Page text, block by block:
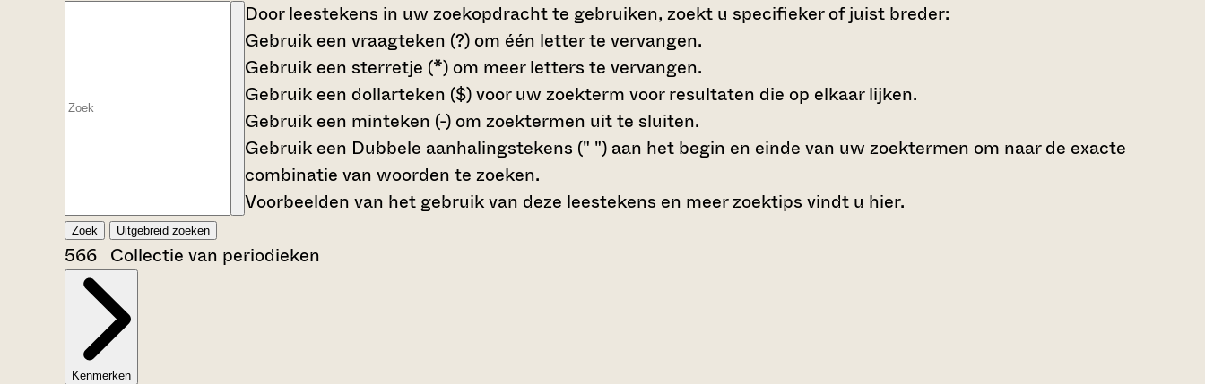
Door leestekens in uw zoekopdracht te gebruiken, zoekt u specifieker of juist breder:
Gebruik een vraagteken (?) om één letter te vervangen.
Gebruik een sterretje (*) om meer letters te vervangen.
Gebruik een dollarteken ($)voor uw zoekterm voor resultaten die op elkaar lijken.
Gebruik een minteken (-) om zoektermen uit te sluiten.
Gebruik een Dubbele aanhalingstekens (" ") aan het begin en einde van uw zoektermen om naar de exacte
combinatie van woorden te zoeken.
Voorbeelden van het gebruik van deze leestekens en meer zoektips vindt u hier.
Zoek Uitgebreid zoeken
566 Collectie van periodieken
Kenmerken